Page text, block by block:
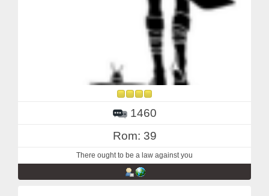
1460
Rom: 39
There ought to be a law against you